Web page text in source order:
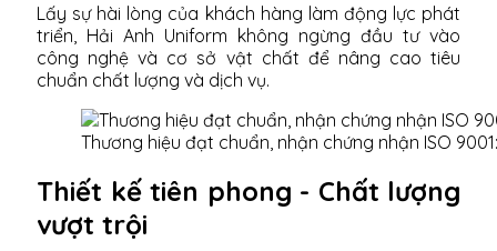
Lấy sự hài lòng của khách hàng làm động lực phát
triển, Hải Anh Uniform không ngừng đầu tư vào
công nghệ và cơ sở vật chất để nâng cao tiêu
chuẩn chất lượng và dịch vụ.
Thương hiệu đạt chuẩn, nhận chứng nhận ISO
Thiết kế tiên phong - Chất lượng
vượt trội